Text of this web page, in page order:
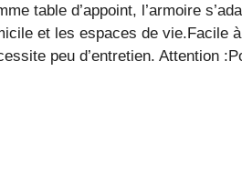
table d’appoint, l’armoire
et les espaces de vie.Facile
peu d’entretien. Attention